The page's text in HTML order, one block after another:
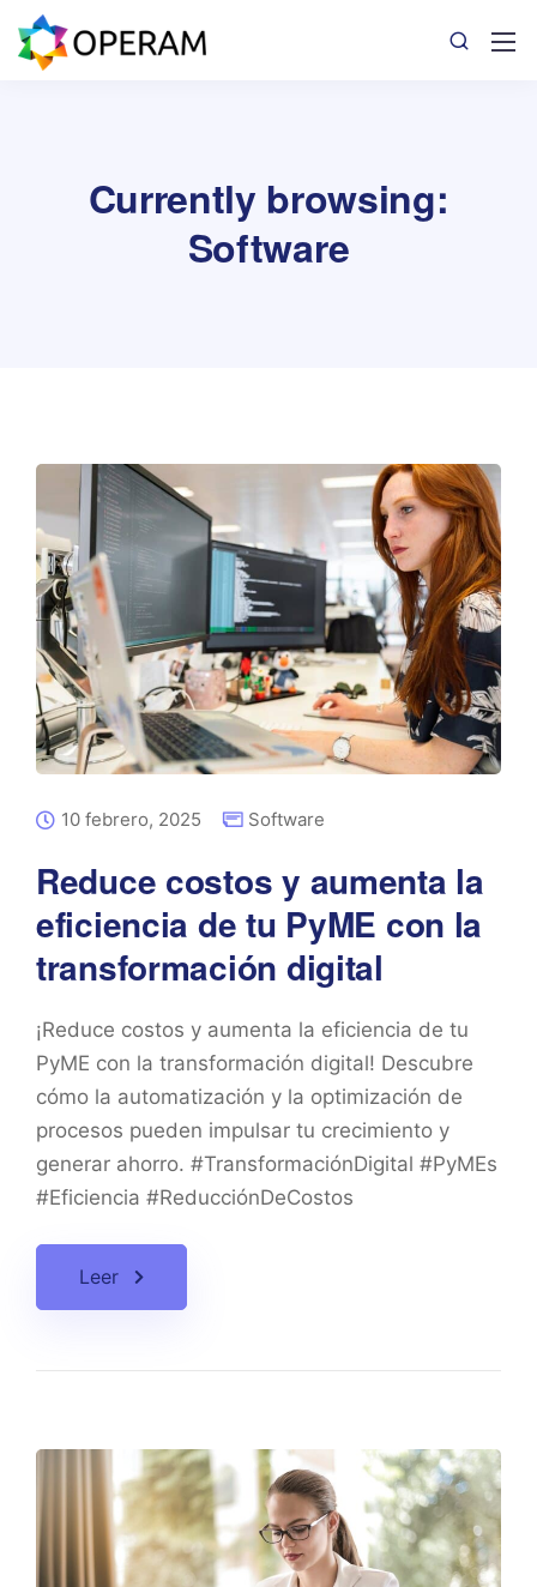
Currently browsing:
Software
10 febrero, 2025 Software
Reduce costos y aumenta la
eficiencia de tu PyME con la
transformación digital
¡Reduce costos y aumenta la eficiencia de tu
PyME con la transformación digital! Descubre
cómo la automatización y la optimización de
procesos pueden impulsar tu crecimiento y
generar ahorro. #TransformaciónDigital #PyMEs
#Eficiencia #ReducciónDeCostos
Leer